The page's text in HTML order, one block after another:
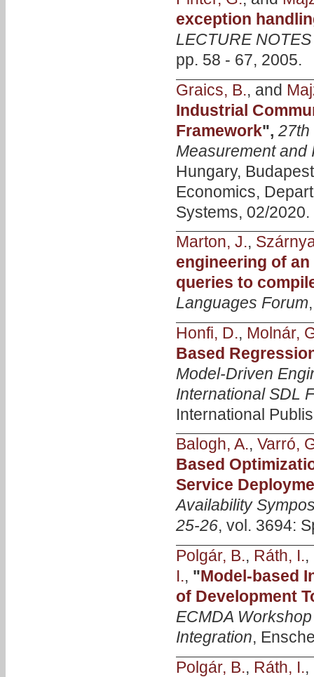
exception
LECTURE
pp. 58 - 67, 2005.
Graics, B., and
Industrial
Framework", 27th
Measurement and
Hungary,
Economics,
Systems, 02/2020.
Marton, J.,
engineering of
queries to
Languages Forum
Honfi, D., Molnár,
Based
Model-Driven
International SDL
International
Balogh, A., Varró,
Based
Service
Availability
25-26, vol. 3694:
Polgár, B., Ráth, I.,
I., "Model-based
of Development
ECMDA
Integration,
Polgár, B., Ráth, I.